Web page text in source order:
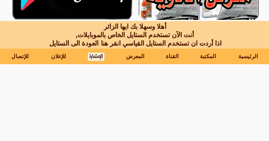
أهلا وسهلا بك ايها الزائر
أنت الآن تستخدم الستايل الخاص بالموبايلات,
اذا أردت ان تستخدم الستايل القياسي انقر هنا العودة الى الستايل
الرئيسية المكتبة القناة المعرض للإعلان للإتصال